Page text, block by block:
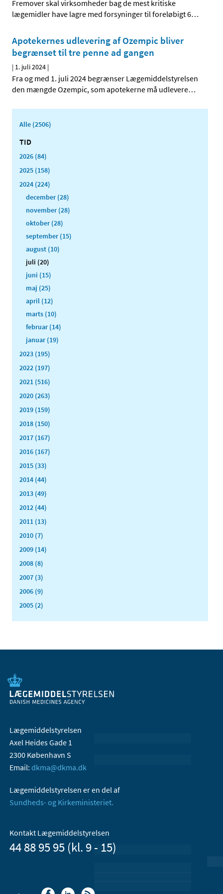
Fremover skal virksomheder bag de mest kritiske
lægemidler have lagre med forsyninger til foreløbigt 6…
Apotekernes udlevering af Ozempic bliver
begrænset til tre penne ad gangen
| 1. juli 2024 |
Fra og med 1. juli 2024 begrænser Lægemiddelstyrelsen
den mængde Ozempic, som apotekerne må udlevere…
Alle (2506)
TID
2026 (84)
2025 (158)
2024 (224)
december (28)
november (28)
oktober (28)
september (15)
august (10)
juli (20)
juni (15)
maj (25)
april (12)
marts (10)
februar (14)
januar (19)
2023 (195)
2022 (197)
2021 (516)
2020 (263)
2019 (159)
2018 (150)
2017 (167)
2016 (167)
2015 (33)
2014 (44)
2013 (49)
2012 (44)
2011 (13)
2010 (7)
2009 (14)
2008 (8)
2007 (3)
2006 (9)
2005 (2)
Lægemiddelstyrelsen
Axel Heides Gade 1
2300 København S
Email: dkma@dkma.dk
Lægemiddelstyrelsen er en del af
Sundheds- og Kirkeministeriet.
Kontakt Lægemiddelstyrelsen
44 88 95 95 (kl. 9 - 15)